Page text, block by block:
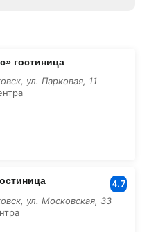
гостиница
ул. Парковая, 11
4.7
ул. Московская, 33